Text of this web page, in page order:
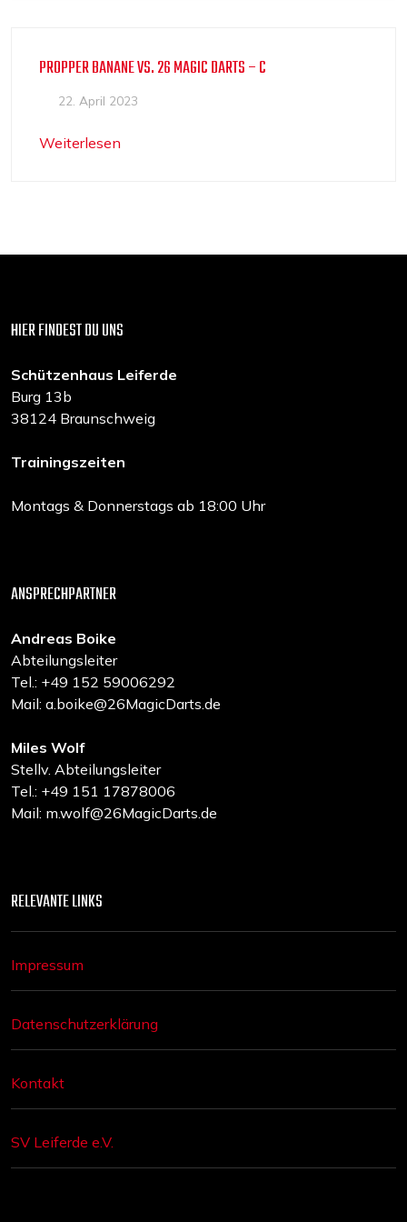
PROPPER BANANE VS. 26 MAGIC DARTS – C
22. April 2023
Weiterlesen
HIER FINDEST DU UNS
Schützenhaus Leiferde
Burg 13b
38124 Braunschweig
Trainingszeiten
Montags & Donnerstags ab 18:00 Uhr
ANSPRECHPARTNER
Andreas Boike
Abteilungsleiter
Tel.: +49 152 59006292
Mail: a.boike@26MagicDarts.de
Miles Wolf
Stellv. Abteilungsleiter
Tel.: +49 151 17878006
Mail: m.wolf@26MagicDarts.de
RELEVANTE LINKS
Impressum
Datenschutzerklärung
Kontakt
SV Leiferde e.V.